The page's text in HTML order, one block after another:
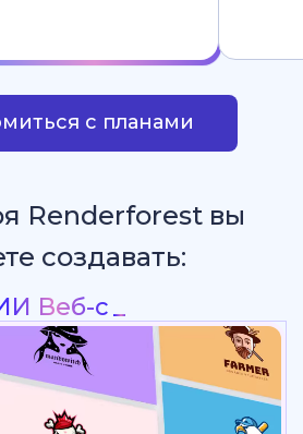
с планами
Renderforest вы
создавать:
През_